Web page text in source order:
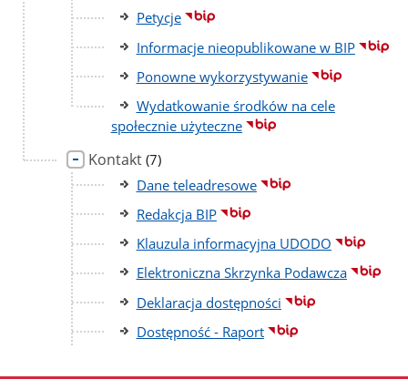
Petycje
Informacje nieopublikowane w BIP
Ponowne wykorzystywanie
Wydatkowanie środków na cele
społecznie użyteczne
Kontakt liczba
podstron
(7)
Dane teleadresowe
Redakcja BIP
Klauzula informacyjna UDODO
Elektroniczna Skrzynka Podawcza
Deklaracja dostępności
Dostępność - Raport